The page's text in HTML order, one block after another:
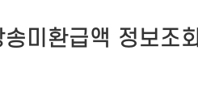
송미환급액 정보조회